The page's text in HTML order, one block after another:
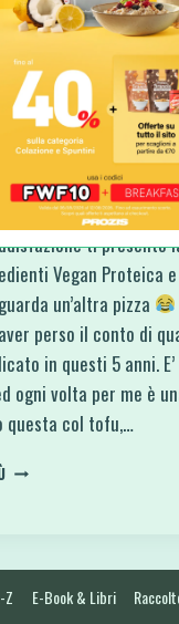
GLUTINE
RICETTE
Tofu 3
e
ti presento
Vegan Proteica
un’altra pizza
perso il conto di
in questi 5 anni.
ogni volta per me è
col tofu,…
PIZZA
PROTEICA
Z E-Book & Libri